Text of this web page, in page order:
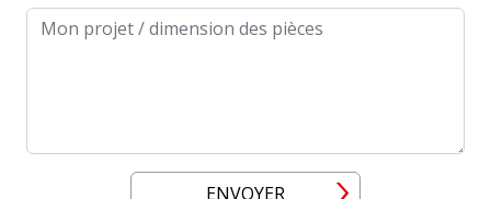
Message
ENVOYER